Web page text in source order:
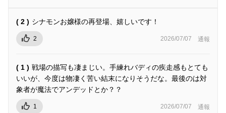
( 2 ) シナモンお嬢様の再登場、嬉しいです！
2 2026/07/07 通報
( 1 ) 戦場の描写も凄まじい。手練れバディの疾走感もとても
いいが、今度は物凄く苦い結末になりそうだな。最後のは対
象者が魔法でアンデッドとか？？
1 2026/07/07 通報